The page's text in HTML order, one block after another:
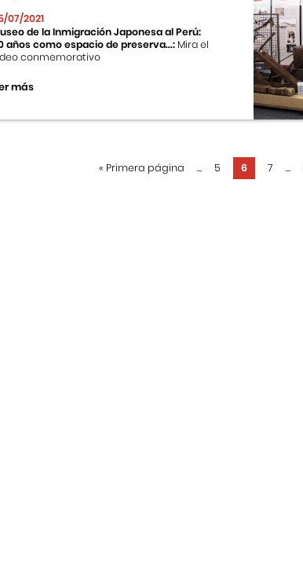
07/2021
de la Inmigración Japonesa al Perú:
años como espacio de preserva...: Mira el
conmemorativo
más
« Primera página ... 5 6 7 ...